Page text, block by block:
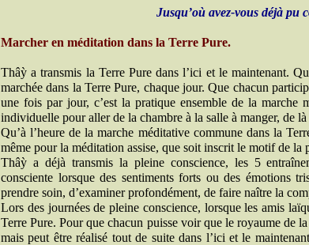
Jusqu’où avez-vous déjà pu
Marcher en méditation dans la Terre Pure.
Thâỳ a transmis la Terre Pure dans l’ici et le maintenant.
marchée dans la Terre Pure, chaque jour. Que chacun
une fois par jour, c’est la pratique ensemble de la
individuelle pour aller de la chambre à la salle à manger, de
Qu’à l’heure de la marche méditative commune dans la
même pour la méditation assise, que soit inscrit le motif de la
Thâỳ a déjà transmis la pleine conscience, les 5
consciente lorsque des sentiments forts ou des émotions
prendre soin, d’examiner profondément, de faire naître la
Lors des journées de pleine conscience, lorsque les amis
Terre Pure. Pour que chacun puisse voir que le royaume de
mais peut être réalisé tout de suite dans l’ici et le